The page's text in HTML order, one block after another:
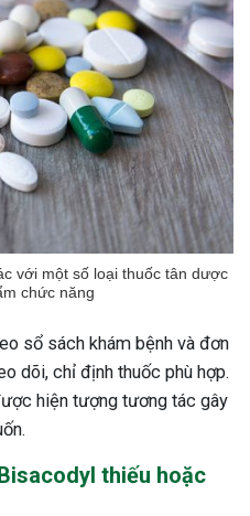
với một số loại thuốc tân dược
chức năng
sổ sách khám bệnh và đơn
dõi, chỉ định thuốc phù hợp.
hiện tượng tương tác gây
thiếu hoặc